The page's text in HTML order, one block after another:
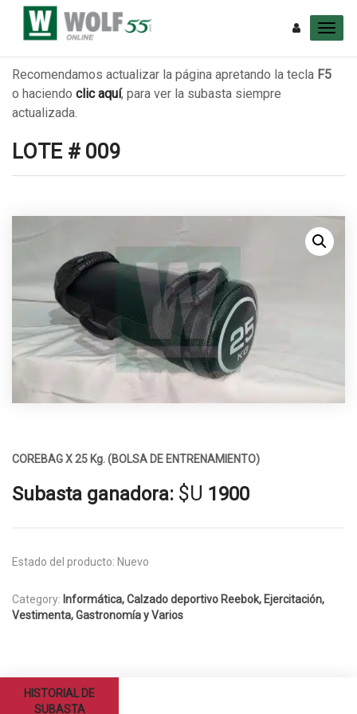
Recomendamos actualizar la página apretando la tecla F5
o haciendo clic aquí, para ver la subasta siempre
actualizada.
LOTE # 009
COREBAG X 25 Kg. (BOLSA DE ENTRENAMIENTO)
Subasta ganadora: $U 1900
Estado del producto: Nuevo
Category: Informática, Calzado deportivo Reebok, Ejercitación,
Vestimenta, Gastronomía y Varios
HISTORIAL DE
SUBASTA